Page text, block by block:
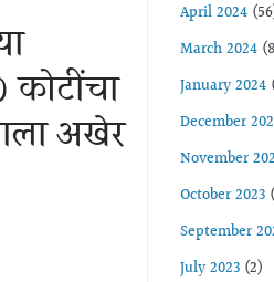
कोटींचा
अखेर
April 2024
March 2024
January 2024
December
November
October 2023
September
July 2023 (2)